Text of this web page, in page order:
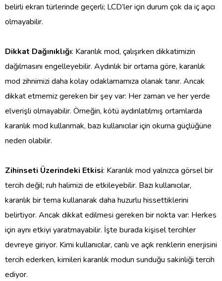
belirli ekran türlerinde geçerli; LCD’ler için durum çok da iç açıcı
olmayabilir.
Dikkat Dağınıklığı: Karanlık mod, çalışırken dikkatimizin
dağılmasını engelleyebilir. Aydınlık bir ortama göre, karanlık
mod zihnimizi daha kolay odaklamamıza olanak tanır. Ancak
dikkat etmemiz gereken bir şey var: Her zaman ve her yerde
elverişli olmayabilir. Örneğin, kötü aydınlatılmış ortamlarda
karanlık mod kullanmak, bazı kullanıcılar için okuma güçlüğüne
neden olabilir.
Zihinseti Üzerindeki Etkisi: Karanlık mod yalnızca görsel bir
tercih değil; ruh halimizi de etkileyebilir. Bazı kullanıcılar,
karanlık bir tema kullanarak daha huzurlu hissettiklerini
belirtiyor. Ancak dikkat edilmesi gereken bir nokta var: Herkes
için aynı etkiyi yaratmayabilir. İşte burada kişisel tercihler
devreye giriyor. Kimi kullanıcılar, canlı ve açık renklerin enerjisini
tercih ederken, kimileri karanlık modun sunduğu sakinliği tercih
ediyor.